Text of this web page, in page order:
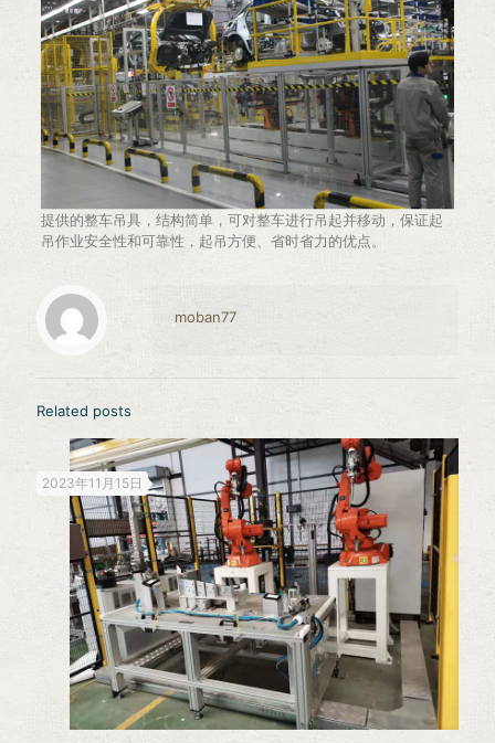
提供的整车吊具，结构简单，可对整车进行吊起并移动，保证起
吊作业安全性和可靠性，起吊方便、省时省力的优点。
moban77
Related posts
2023年11月15日